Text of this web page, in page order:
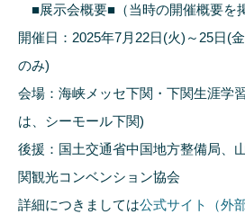
■展示会概要■（当時の開催概要を
開催日：2025年7月22日(火)～25日(
のみ)
会場：海峡メッセ下関・下関生涯学
は、シーモール下関)
後援：国土交通省中国地方整備局、
関観光コンベンション協会
詳細につきましては公式サイト（外